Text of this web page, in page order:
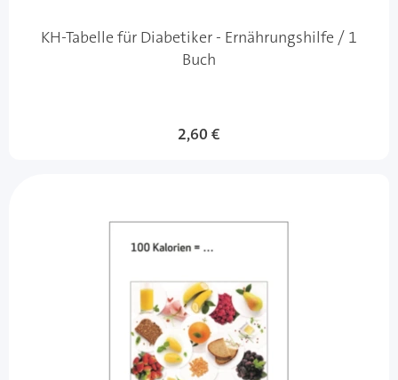
KH-Tabelle für Diabetiker - Ernährungshilfe / 1
Buch
2,60 €